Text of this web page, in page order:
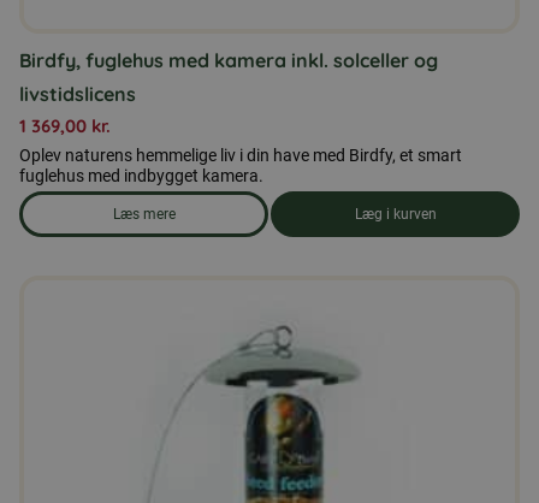
Birdfy, fuglehus med kamera inkl. solceller og
livstidslicens
1 369,00 kr.
Oplev naturens hemmelige liv i din have med Birdfy, et smart
fuglehus med indbygget kamera.
Læs mere
om produkten Birdfy, fuglehus med kamera inkl. solceller og
Læg i kurven